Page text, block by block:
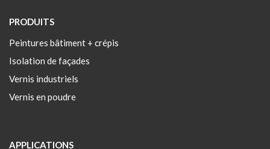
PRODUITS
Peintures bâtiment + crépis
Isolation de façades
Vernis industriels
Vernis en poudre
APPLICATIONS